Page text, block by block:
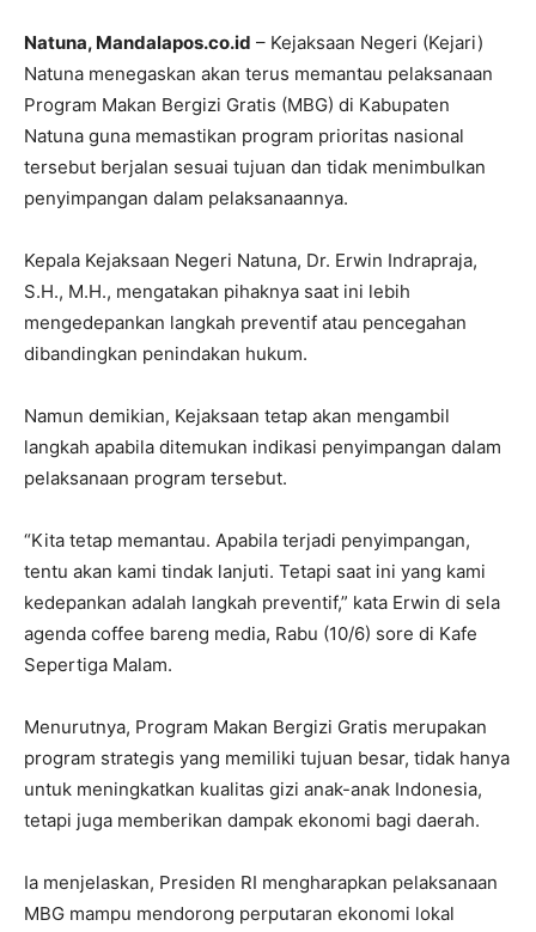
Natuna, Mandalapos.co.id – Kejaksaan Negeri (Kejari)
Natuna menegaskan akan terus memantau pelaksanaan
Program Makan Bergizi Gratis (MBG) di Kabupaten
Natuna guna memastikan program prioritas nasional
tersebut berjalan sesuai tujuan dan tidak menimbulkan
penyimpangan dalam pelaksanaannya.
Kepala Kejaksaan Negeri Natuna, Dr. Erwin Indrapraja,
S.H., M.H., mengatakan pihaknya saat ini lebih
mengedepankan langkah preventif atau pencegahan
dibandingkan penindakan hukum.
Namun demikian, Kejaksaan tetap akan mengambil
langkah apabila ditemukan indikasi penyimpangan dalam
pelaksanaan program tersebut.
“Kita tetap memantau. Apabila terjadi penyimpangan,
tentu akan kami tindak lanjuti. Tetapi saat ini yang kami
kedepankan adalah langkah preventif,” kata Erwin di sela
agenda coffee bareng media, Rabu (10/6) sore di Kafe
Sepertiga Malam.
Menurutnya, Program Makan Bergizi Gratis merupakan
program strategis yang memiliki tujuan besar, tidak hanya
untuk meningkatkan kualitas gizi anak-anak Indonesia,
tetapi juga memberikan dampak ekonomi bagi daerah.
Ia menjelaskan, Presiden RI mengharapkan pelaksanaan
MBG mampu mendorong perputaran ekonomi lokal